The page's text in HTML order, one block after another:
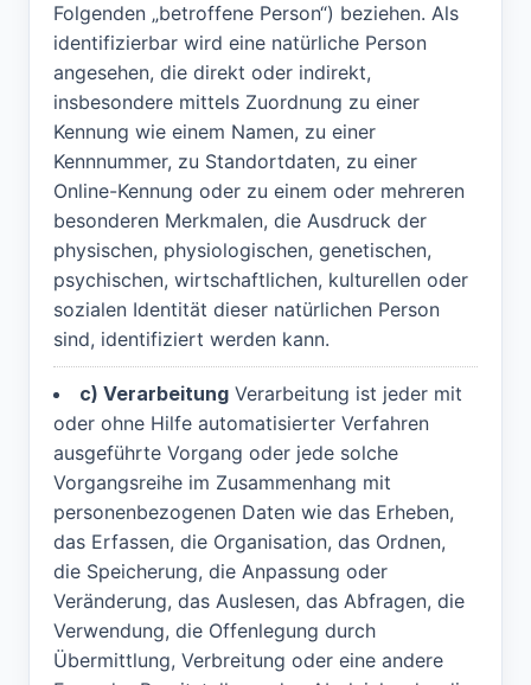
Folgenden „betroffene Person“) beziehen. Als
identifizierbar wird eine natürliche Person
angesehen, die direkt oder indirekt,
insbesondere mittels Zuordnung zu einer
Kennung wie einem Namen, zu einer
Kennnummer, zu Standortdaten, zu einer
Online-Kennung oder zu einem oder mehreren
besonderen Merkmalen, die Ausdruck der
physischen, physiologischen, genetischen,
psychischen, wirtschaftlichen, kulturellen oder
sozialen Identität dieser natürlichen Person
sind, identifiziert werden kann.
c) Verarbeitung Verarbeitung ist jeder mit
oder ohne Hilfe automatisierter Verfahren
ausgeführte Vorgang oder jede solche
Vorgangsreihe im Zusammenhang mit
personenbezogenen Daten wie das Erheben,
das Erfassen, die Organisation, das Ordnen,
die Speicherung, die Anpassung oder
Veränderung, das Auslesen, das Abfragen, die
Verwendung, die Offenlegung durch
Übermittlung, Verbreitung oder eine andere